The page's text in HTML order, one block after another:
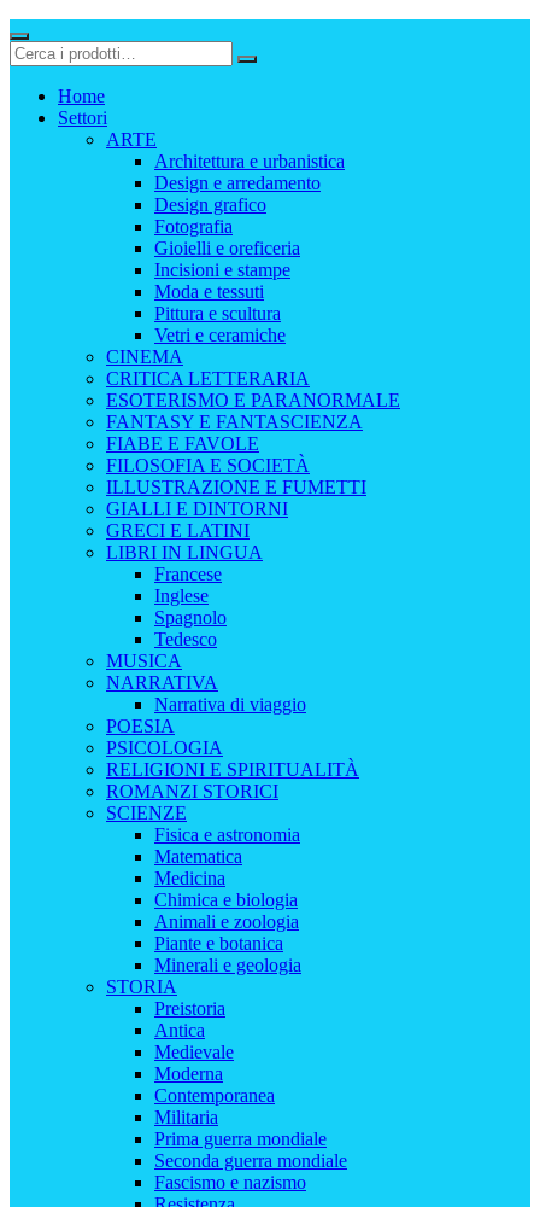
Home
Settori
ARTE
Architettura e urbanistica
Design e arredamento
Design grafico
Fotografia
Gioielli e oreficeria
Incisioni e stampe
Moda e tessuti
Pittura e scultura
Vetri e ceramiche
CINEMA
CRITICA LETTERARIA
ESOTERISMO E PARANORMALE
FANTASY E FANTASCIENZA
FIABE E FAVOLE
FILOSOFIA E SOCIETÀ
ILLUSTRAZIONE E FUMETTI
GIALLI E DINTORNI
GRECI E LATINI
LIBRI IN LINGUA
Francese
Inglese
Spagnolo
Tedesco
MUSICA
NARRATIVA
Narrativa di viaggio
POESIA
PSICOLOGIA
RELIGIONI E SPIRITUALITÀ
ROMANZI STORICI
SCIENZE
Fisica e astronomia
Matematica
Medicina
Chimica e biologia
Animali e zoologia
Piante e botanica
Minerali e geologia
STORIA
Preistoria
Antica
Medievale
Moderna
Contemporanea
Militaria
Prima guerra mondiale
Seconda guerra mondiale
Fascismo e nazismo